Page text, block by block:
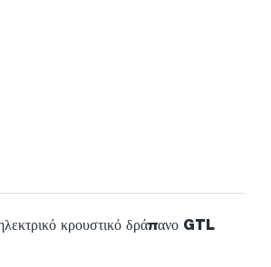
και την
κρουστικό δράπανο GTL